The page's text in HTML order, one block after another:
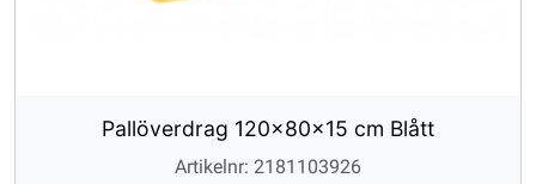
Pallöverdrag 120x80x15 cm Blått
Artikelnr: 2181103926